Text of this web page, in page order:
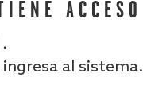
ACCESO
al sistema.